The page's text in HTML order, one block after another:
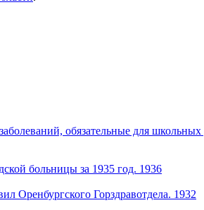
обязательные для
больницы за 1935 год. 1936
Оренбургского Горздравотдела. 1932